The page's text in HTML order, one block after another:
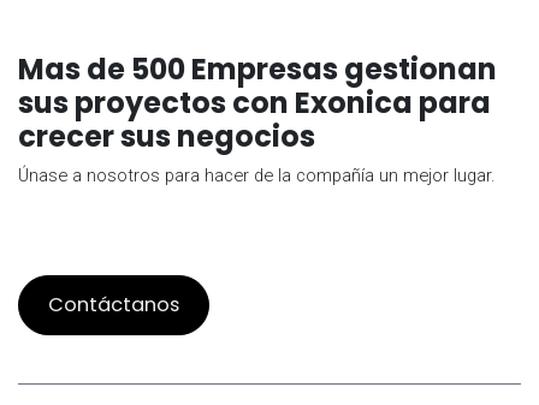
Mas de 500 Empresas gestionan
sus proyectos con Exonica para
crecer sus negocios
Únase a nosotros para hacer de la compañía un mejor lugar.
Contáctanos